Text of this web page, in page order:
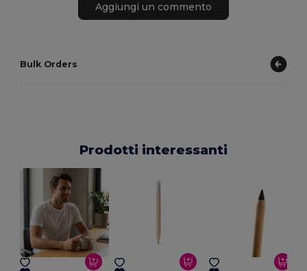
Aggiungi un commento
Bulk Orders
Prodotti interessanti